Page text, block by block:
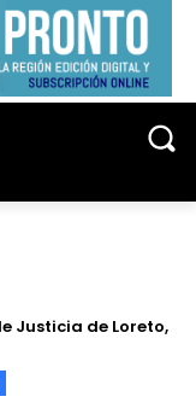
Justicia de Loreto,